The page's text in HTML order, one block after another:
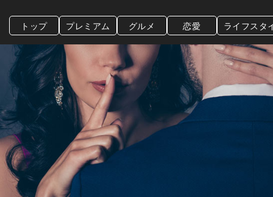
トップ プレミアム グルメ 恋愛 ライフスタ